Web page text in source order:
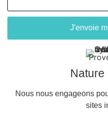
J'envoie
Nature
Nous nous engageons
sites